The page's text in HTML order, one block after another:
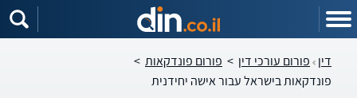
דין פורום עורכי דין > פורום פונדקאות >
פונדקאות בישראל עבור אישה יחידנית